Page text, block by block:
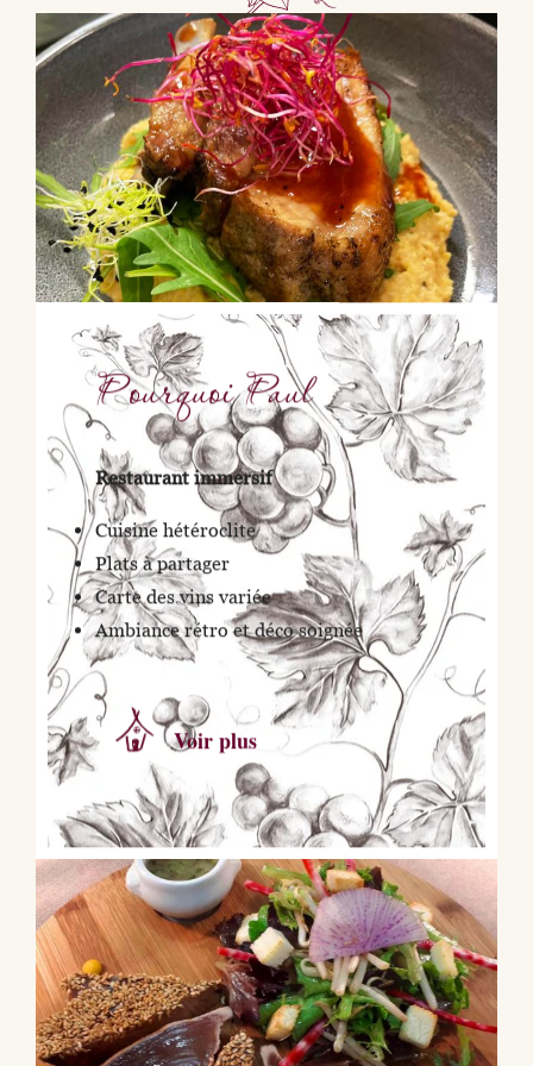
Pourquoi Paul
Restaurant immersif
Cuisine hétéroclite
Plats à partager
Carte des vins variée
Ambiance rétro et déco soignée
Voir plus